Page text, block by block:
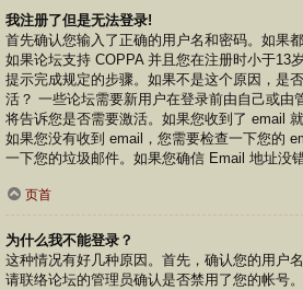
我注册了但是无法登录!
首先确认您输入了正确的用户名和密码。如果
如果论坛支持 COPPA 并且您在注册时小于13
提示完成规定的步骤。如果不是这个原因，是
活？ 一些论坛需要新用户在登录前由自己或由
将告诉您是否需要激活。如果您收到了 email
如果您没有收到 email，您需要检查一下您的
一下您的垃圾邮件。如果您确信 Email 地址没
页首
为什么我不能登录？
这种情况有好几种原因。首先，确认您的用户
请联络论坛的管理员确认是否禁用了您的帐号